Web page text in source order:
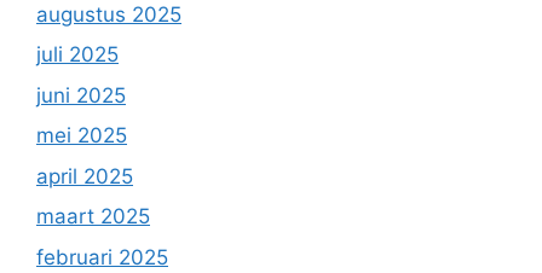
augustus 2025
juli 2025
juni 2025
mei 2025
april 2025
maart 2025
februari 2025